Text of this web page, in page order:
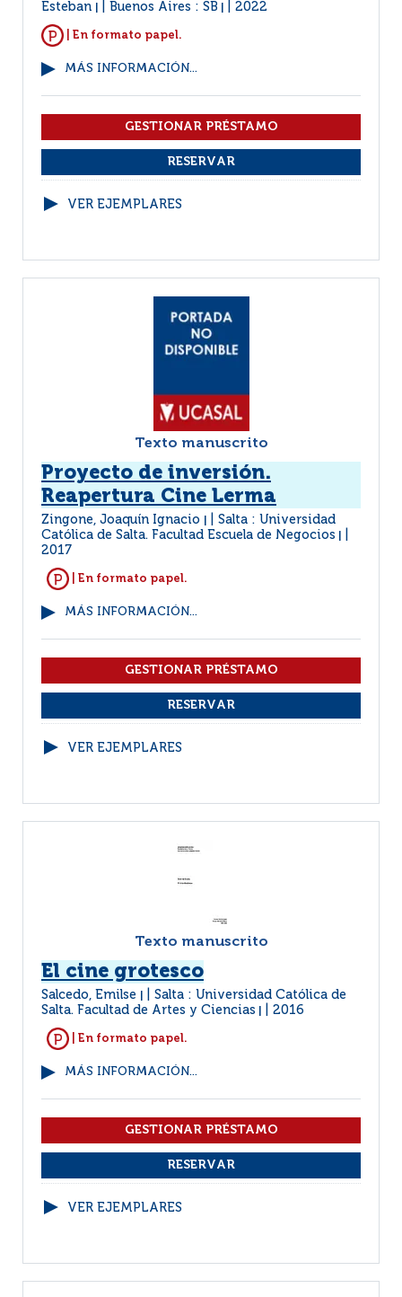
Esteban
Buenos Aires : SB 2022
| En formato papel.
MÁS INFORMACIÓN...
VER EJEMPLARES
Texto manuscrito
Proyecto de inversión.
Reapertura Cine Lerma
Zingone, Joaquín Ignacio
Salta : Universidad
Católica de Salta. Facultad Escuela de Negocios
2017
| En formato papel.
MÁS INFORMACIÓN...
VER EJEMPLARES
Texto manuscrito
El cine grotesco
Salcedo, Emilse
Salta : Universidad Católica de
Salta. Facultad de Artes y Ciencias
2016
| En formato papel.
MÁS INFORMACIÓN...
VER EJEMPLARES